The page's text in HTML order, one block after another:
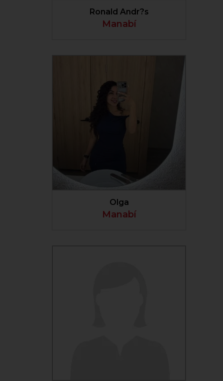
Ronald Andr?s
Manabí
VER PERFIL
Olga
Manabí